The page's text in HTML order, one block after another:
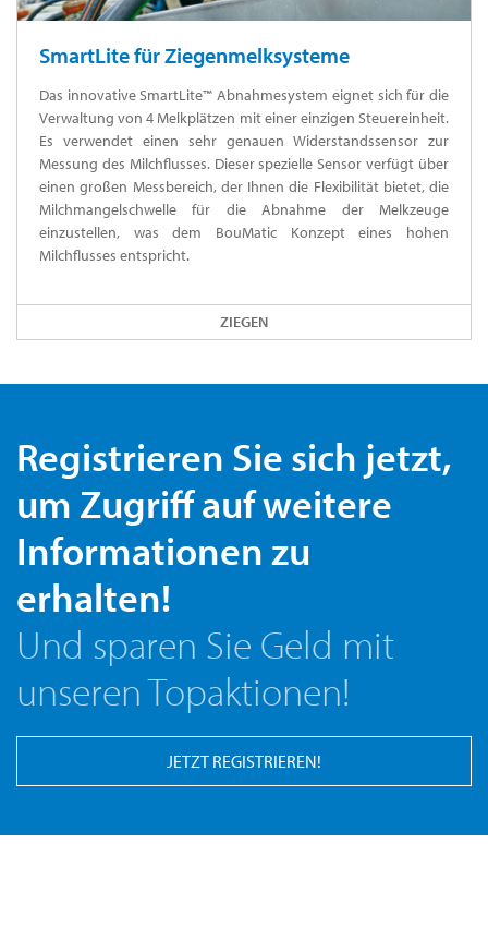
SmartLite für Ziegenmelksysteme
Das innovative SmartLite™ Abnahmesystem eignet sich für die
Verwaltung von 4 Melkplätzen mit einer einzigen Steuereinheit.
Es verwendet einen sehr genauen Widerstandssensor zur
Messung des Milchflusses. Dieser spezielle Sensor verfügt über
einen großen Messbereich, der Ihnen die Flexibilität bietet, die
Milchmangelschwelle für die Abnahme der Melkzeuge
einzustellen, was dem BouMatic Konzept eines hohen
Milchflusses entspricht.
ZIEGEN
Registrieren Sie sich jetzt,
um Zugriff auf weitere
Informationen zu
erhalten!
Und sparen Sie Geld mit
unseren Topaktionen!
JETZT REGISTRIEREN!